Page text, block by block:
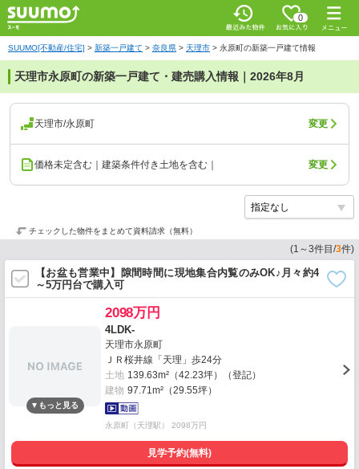
0
SUUMO[不動産/住宅] > 新築一戸建て > 奈良県 > 天理市 > 永原町の新築一戸建て情報
天理市永原町の新築一戸建て・建売購入情報｜2026年8月
天理市/永原町 変更
価格未定含む｜建築条件付き土地を含む｜ 変更
チェックした物件をまとめて資料請求（無料）
(1 ～3件目/3件)
【お盆も営業中】隙間時間に現地集合内覧のみOK♪月々約4
～5万円台で購入可
2098万円
4LDK-
天理市永原町
ＪＲ桜井線「天理」歩24分
土地 139.63m²（42.23坪）（登記）
建物 97.71m²（29.55坪）
永原町（天理駅） 2098万円
見学予約(無料)